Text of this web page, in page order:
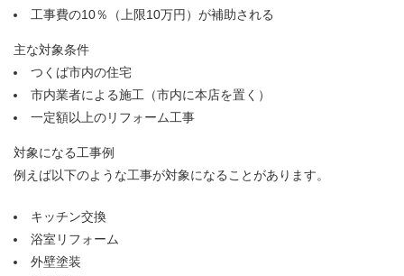
工事費の10％（上限10万円）が補助される
主な対象条件
つくば市内の住宅
市内業者による施工（市内に本店を置く）
一定額以上のリフォーム工事
対象になる工事例
例えば以下のような工事が対象になることがあります。
キッチン交換
浴室リフォーム
外壁塗装